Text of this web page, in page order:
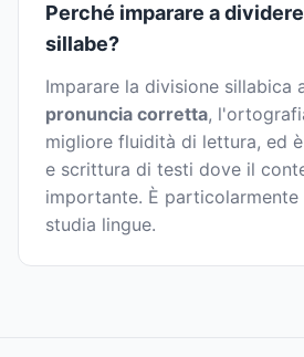
Perché imparare a
sillabe?
Imparare la divisione sillabica
pronuncia corretta,
migliore fluidità di lettura, ed
e scrittura di testi dove il
importante. È particolarmente
studia lingue.